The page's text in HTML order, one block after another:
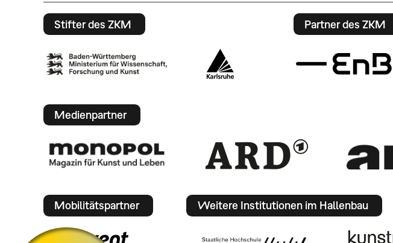
Stifter des ZKM Partner des ZKM
Medienpartner
Mobilitätspartner Weitere Institutionen im Hallenbau